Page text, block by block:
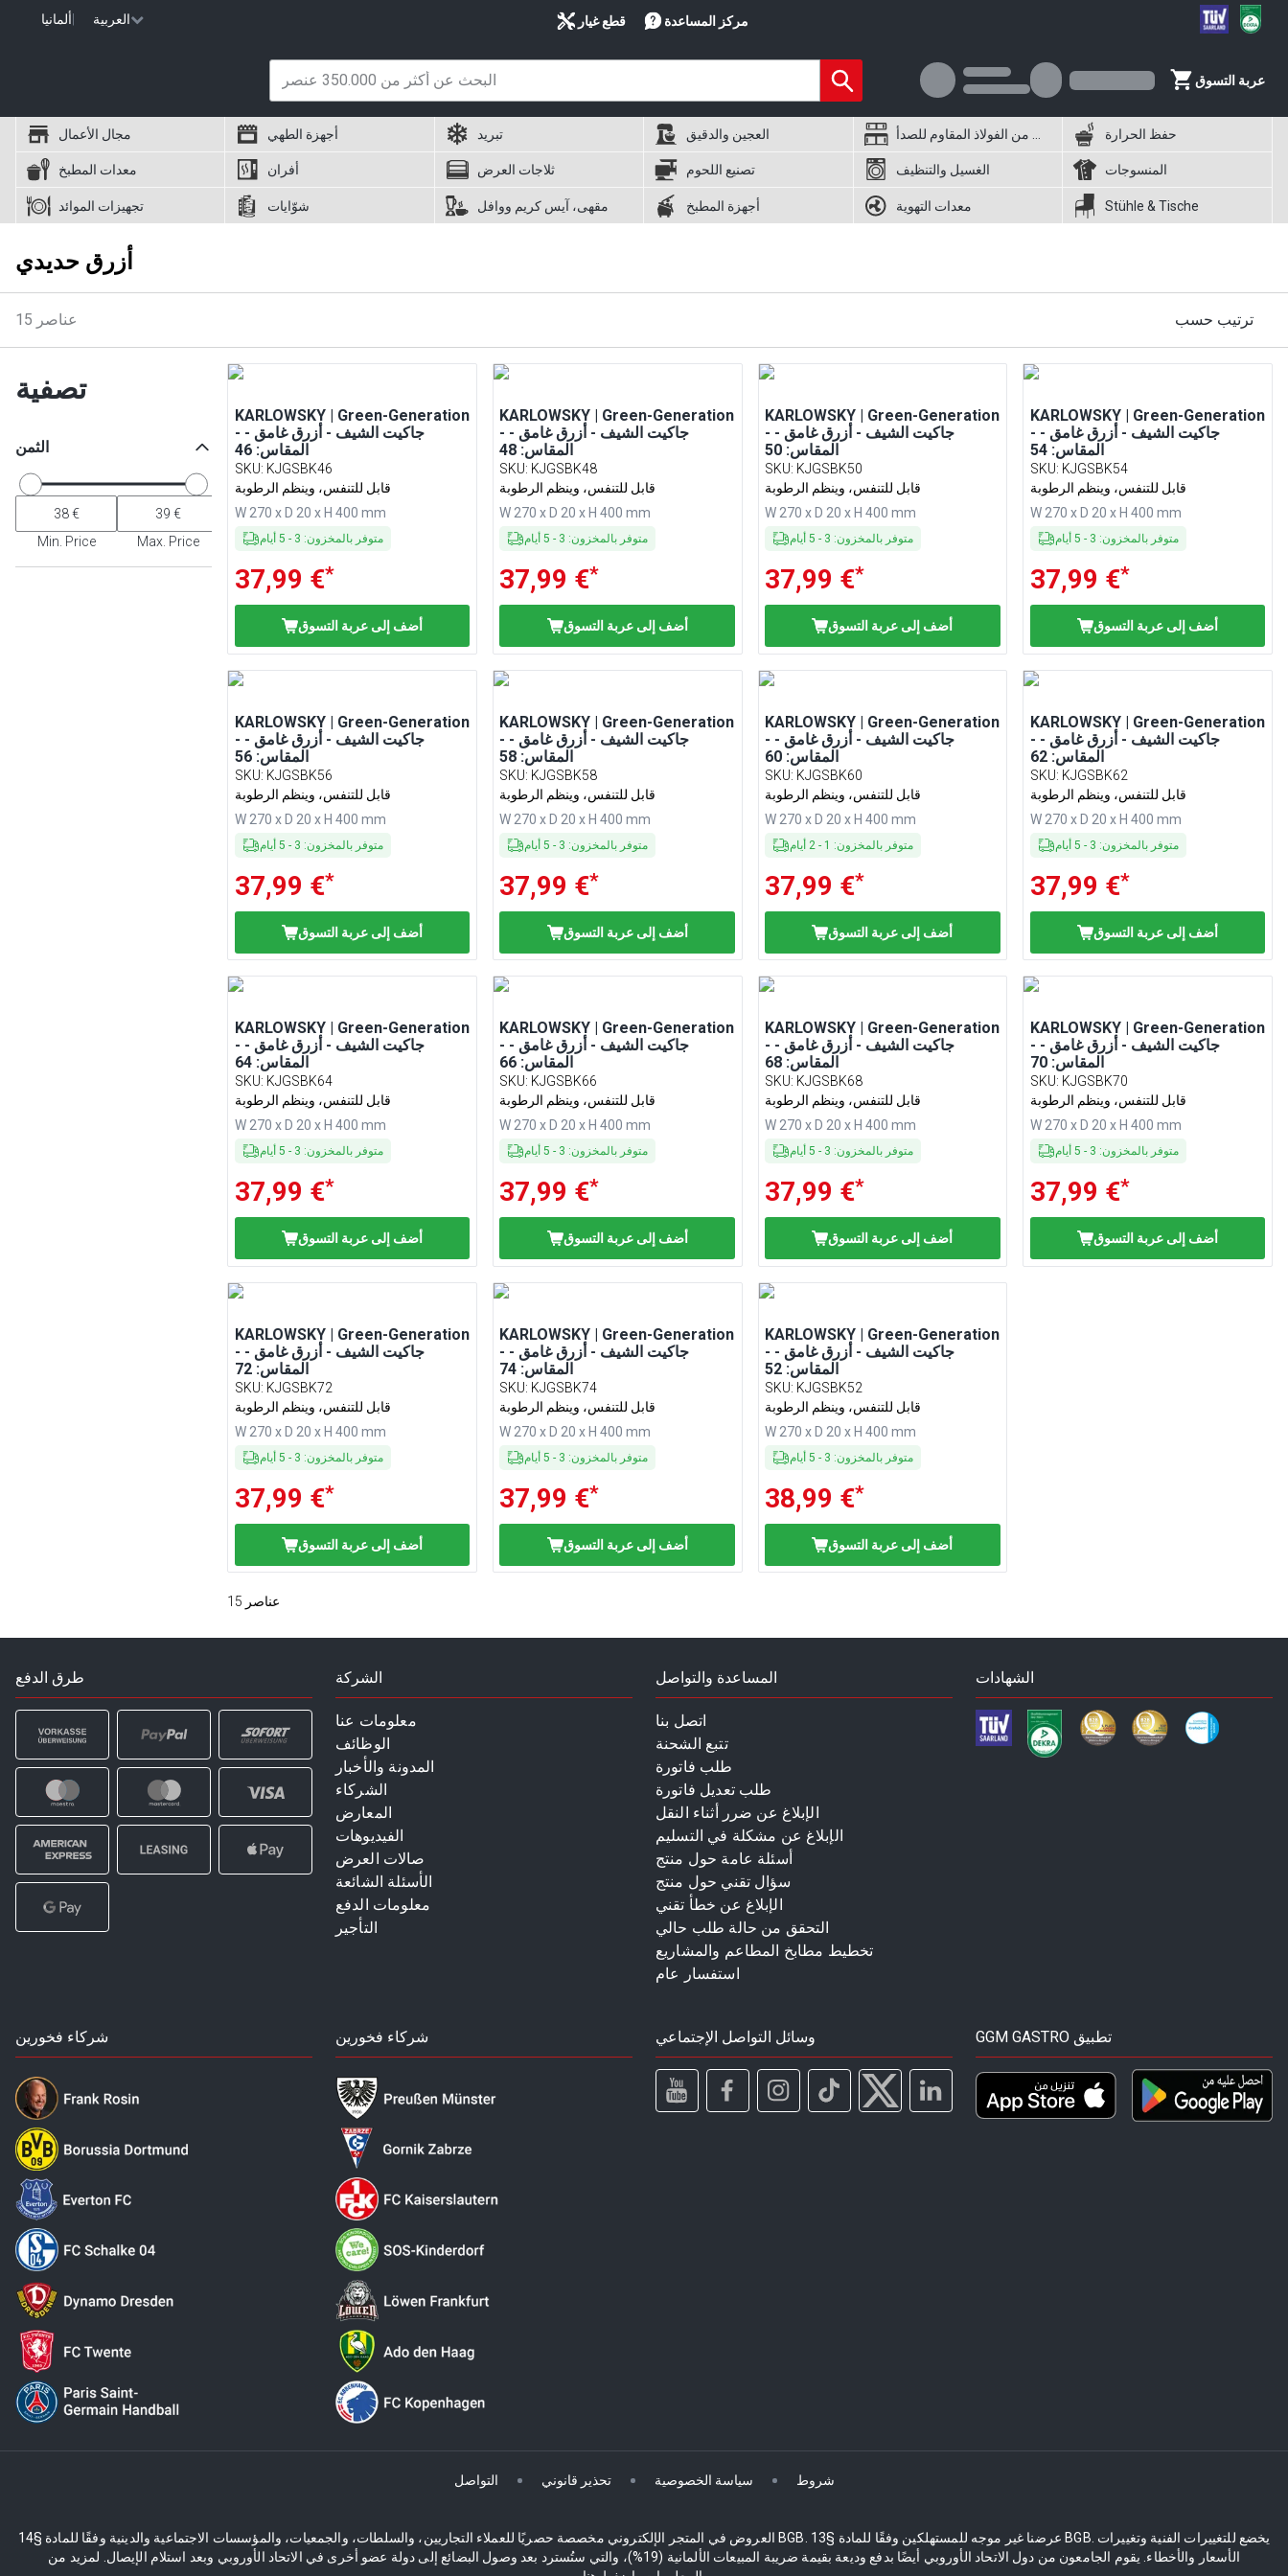
ألمانيا العربية قطع غيار مركز المساعدة
عربة التسوق
مجال الأعمال أجهزة الطهي تبريد العجين والدقيق حفظ الحرارة
معدات المطبخ أفران ثلاجات العرض تصنيع اللحوم الغسيل والتنظيف المنسوجات
تجهيزات الموائد شوّايات مقهى، آيس كريم ووافل أجهزة المطبخ معدات التهوية Stühle & Tische
أزرق حديدي
15 عناصر ترتيب حسب
تصفية
الثمن
Min. Price Max. Price
KARLOWSKY | Green-Generation
- جاكيت الشيف - أزرق غامق -
المقاس: 46
SKU: KJGSBK46
قابل للتنفس، وينظم الرطوبة
W 270 x D 20 x H 400 mm
متوفر بالمخزون:
3
-
5 أيام
37,99 €*
أضف إلى عربة التسوق
KARLOWSKY | Green-Generation
- جاكيت الشيف - أزرق غامق -
المقاس: 48
SKU: KJGSBK48
قابل للتنفس، وينظم الرطوبة
W 270 x D 20 x H 400 mm
متوفر بالمخزون:
3
-
5 أيام
37,99 €*
أضف إلى عربة التسوق
KARLOWSKY | Green-Generation
- جاكيت الشيف - أزرق غامق -
المقاس: 50
SKU: KJGSBK50
قابل للتنفس، وينظم الرطوبة
W 270 x D 20 x H 400 mm
متوفر بالمخزون:
3
-
5 أيام
37,99 €*
أضف إلى عربة التسوق
KARLOWSKY | Green-Generation
- جاكيت الشيف - أزرق غامق -
المقاس: 54
SKU: KJGSBK54
قابل للتنفس، وينظم الرطوبة
W 270 x D 20 x H 400 mm
متوفر بالمخزون:
3
-
5 أيام
37,99 €*
أضف إلى عربة التسوق
KARLOWSKY | Green-Generation
- جاكيت الشيف - أزرق غامق -
المقاس: 56
SKU: KJGSBK56
قابل للتنفس، وينظم الرطوبة
W 270 x D 20 x H 400 mm
متوفر بالمخزون:
3
-
5 أيام
37,99 €*
أضف إلى عربة التسوق
KARLOWSKY | Green-Generation
- جاكيت الشيف - أزرق غامق -
المقاس: 58
SKU: KJGSBK58
قابل للتنفس، وينظم الرطوبة
W 270 x D 20 x H 400 mm
متوفر بالمخزون:
3
-
5 أيام
37,99 €*
أضف إلى عربة التسوق
KARLOWSKY | Green-Generation
- جاكيت الشيف - أزرق غامق -
المقاس: 60
SKU: KJGSBK60
قابل للتنفس، وينظم الرطوبة
W 270 x D 20 x H 400 mm
متوفر بالمخزون:
1
-
2 أيام
37,99 €*
أضف إلى عربة التسوق
KARLOWSKY | Green-Generation
- جاكيت الشيف - أزرق غامق -
المقاس: 62
SKU: KJGSBK62
قابل للتنفس، وينظم الرطوبة
W 270 x D 20 x H 400 mm
متوفر بالمخزون:
3
-
5 أيام
37,99 €*
أضف إلى عربة التسوق
KARLOWSKY | Green-Generation
- جاكيت الشيف - أزرق غامق -
المقاس: 64
SKU: KJGSBK64
قابل للتنفس، وينظم الرطوبة
W 270 x D 20 x H 400 mm
متوفر بالمخزون:
3
-
5 أيام
37,99 €*
أضف إلى عربة التسوق
KARLOWSKY | Green-Generation
- جاكيت الشيف - أزرق غامق -
المقاس: 66
SKU: KJGSBK66
قابل للتنفس، وينظم الرطوبة
W 270 x D 20 x H 400 mm
متوفر بالمخزون:
3
-
5 أيام
37,99 €*
أضف إلى عربة التسوق
KARLOWSKY | Green-Generation
- جاكيت الشيف - أزرق غامق -
المقاس: 68
SKU: KJGSBK68
قابل للتنفس، وينظم الرطوبة
W 270 x D 20 x H 400 mm
متوفر بالمخزون:
3
-
5 أيام
37,99 €*
أضف إلى عربة التسوق
KARLOWSKY | Green-Generation
- جاكيت الشيف - أزرق غامق -
المقاس: 70
SKU: KJGSBK70
قابل للتنفس، وينظم الرطوبة
W 270 x D 20 x H 400 mm
متوفر بالمخزون:
3
-
5 أيام
37,99 €*
أضف إلى عربة التسوق
KARLOWSKY | Green-Generation
- جاكيت الشيف - أزرق غامق -
المقاس: 72
SKU: KJGSBK72
قابل للتنفس، وينظم الرطوبة
W 270 x D 20 x H 400 mm
متوفر بالمخزون:
3
-
5 أيام
37,99 €*
أضف إلى عربة التسوق
KARLOWSKY | Green-Generation
- جاكيت الشيف - أزرق غامق -
المقاس: 74
SKU: KJGSBK74
قابل للتنفس، وينظم الرطوبة
W 270 x D 20 x H 400 mm
متوفر بالمخزون:
3
-
5 أيام
37,99 €*
أضف إلى عربة التسوق
KARLOWSKY | Green-Generation
- جاكيت الشيف - أزرق غامق -
المقاس: 52
SKU: KJGSBK52
قابل للتنفس، وينظم الرطوبة
W 270 x D 20 x H 400 mm
متوفر بالمخزون:
3
-
5 أيام
38,99 €*
أضف إلى عربة التسوق
15 عناصر
طرق الدفع الشركة
معلومات عنا
الوظائف
المدونة والأخبار
الشركاء
المعارض
الفيديوهات
صالات العرض
الأسئلة الشائعة
معلومات الدفع
التأجير
المساعدة والتواصل
اتصل بنا
تتبع الشحنة
طلب فاتورة
طلب تعديل فاتورة
الإبلاغ عن ضرر أثناء النقل
الإبلاغ عن مشكلة في التسليم
أسئلة عامة حول منتج
سؤال تقني حول منتج
الإبلاغ عن خطأ تقني
التحقق من حالة طلب حالي
تخطيط مطابخ المطاعم والمشاريع
استفسار عام
الشهادات
شركاء فخورين شركاء فخورين وسائل التواصل الإجتماعي GGM GASTRO تطبيق
التواصل تحذير قانوني سياسة الخصوصية شروط
العروض في المتجر الإلكتروني مخصصة حصريًا للعملاء التجاريين، والسلطات، والجمعيات، والمؤسسات الاجتماعية والدينية وفقًا للمادة §14 BGB. عرضنا غير موجه للمستهلكين وفقًا للمادة §13 BGB. يخضع للتغييرات الفنية وتغييرات
الأسعار والأخطاء. يقوم الجامعون من دول الاتحاد الأوروبي أيضًا بدفع وديعة بقيمة ضريبة المبيعات الألمانية (19%)، والتي ستُسترد بعد وصول البضائع إلى دولة عضو أخرى في الاتحاد الأوروبي وبعد استلام الإيصال. لمزيد من